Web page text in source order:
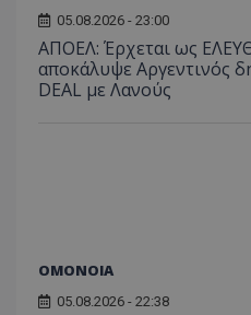
05.08.2026 - 23:00
ΑΠΟΕΛ: Έρχεται ως
αποκάλυψε Αργεντινός
DEAL με Λανούς
ΟΜΟΝΟΙΑ
05.08.2026 - 22:38